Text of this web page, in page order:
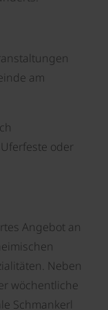
am
oder
Angebot an
Neben
wöchentliche
Schmankerl